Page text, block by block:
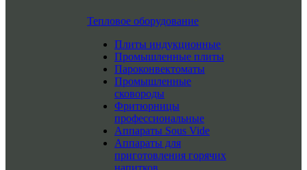
Тепловое оборудование
Плиты индукционные
Промышленные плиты
Пароконвектоматы
Промышленные
сковороды
Фритюрницы
профессиональные
Аппараты Sous Vide
Аппараты для
приготовления горячих
напитков